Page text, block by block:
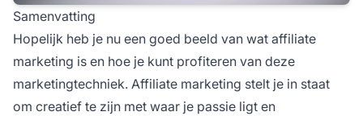
Samenvatting
Hopelijk heb je nu een goed beeld van wat affiliate
marketing is en hoe je kunt profiteren van deze
marketingtechniek. Affiliate marketing stelt je in staat
om creatief te zijn met waar je passie ligt en